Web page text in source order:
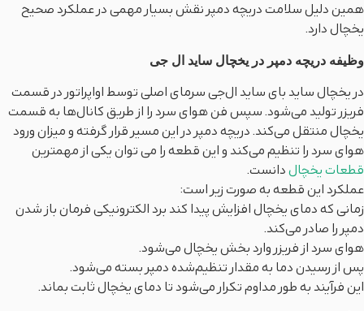
همین دلیل سلامت دریچه دمپر نقش بسیار مهمی در عملکرد صحیح
یخچال دارد.
وظیفه دریچه دمپر در یخچال ساید ال جی
در یخچال‌ ساید بای ساید ال‌جی سرمای اصلی توسط اواپراتور در قسمت
فریزر تولید می‌شود. سپس فن هوای سرد را از طریق کانال‌ها به قسمت
یخچال منتقل می‌کند. دریچه دمپر در این مسیر قرار گرفته و میزان ورود
هوای سرد را تنظیم می‌کند و این قطعه را می توان یکی از مهمترین
قطعات یخچالدانست.
عملکرد این قطعه به صورت زیر است:
زمانی که دمای یخچال افزایش پیدا کند برد الکترونیکی فرمان باز شدن
دمپر را صادر می‌کند.
هوای سرد از فریزر وارد بخش یخچال می‌شود.
پس از رسیدن دما به مقدار تنظیم‌شده دمپر بسته می‌شود.
این فرآیند به طور مداوم تکرار می‌شود تا دمای یخچال ثابت بماند.